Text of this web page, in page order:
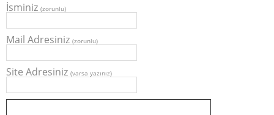
İsminiz (zorunlu)
Mail Adresiniz (zorunlu)
Site Adresiniz (varsa yazınız)